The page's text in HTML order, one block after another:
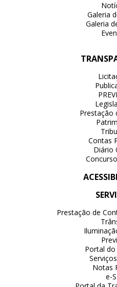
Galeria
Galeria
Prestação
Contas
Diário
Prestação de
Portal do
Notas
e-